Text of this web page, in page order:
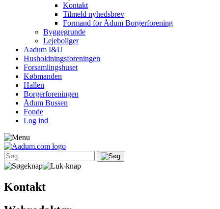
Kontakt
Tilmeld nyhedsbrev
Formand for Ådum Borgerforening
Byggegrunde
Lejeboliger
Aadum I&U
Husholdningsforeningen
Forsamlingshuset
Købmanden
Hallen
Borgerforeningen
Ådum Bussen
Fonde
Log ind
Kontakt